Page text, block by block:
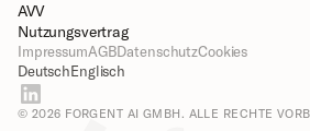
AVV
Nutzungsvertrag
ImpressumAGBDatenschutzCookies
DeutschEnglisch
© 2026 FORGENT AI GMBH. ALLE RECHTE